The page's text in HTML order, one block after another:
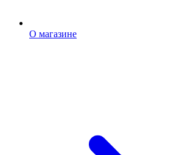
О магазине